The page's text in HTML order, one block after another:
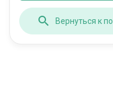
Вернуться к